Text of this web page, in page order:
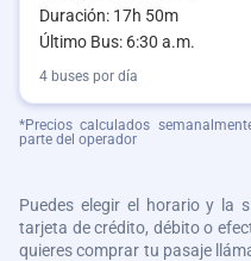
Duración: 17h 50m
Último Bus: 6:30 a.m.
4 buses por día
*Precios calculados
parte del operador
Puedes elegir el horario y la
tarjeta de crédito, débito o
quieres comprar tu pasaje